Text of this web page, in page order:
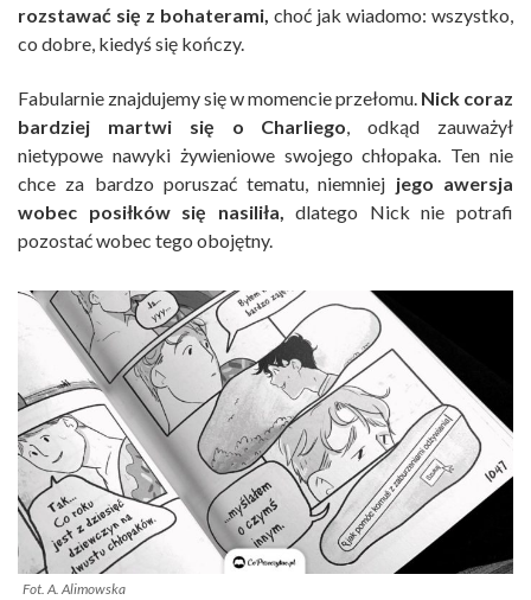
rozstawać się z bohaterami, choć jak wiadomo: wszystko,
co dobre, kiedyś się kończy.
Fabularnie znajdujemy się w momencie przełomu. Nick coraz
bardziej martwi się o Charliego, odkąd zauważył
nietypowe nawyki żywieniowe swojego chłopaka. Ten nie
chce za bardzo poruszać tematu, niemniej jego awersja
wobec posiłków się nasiliła, dlatego Nick nie potrafi
pozostać wobec tego obojętny.
Fot. A. Alimowska